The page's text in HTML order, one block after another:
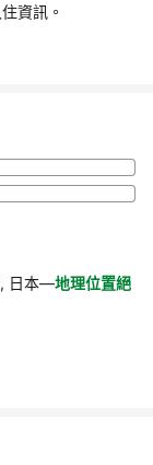
資訊。
日本—地理位置絕